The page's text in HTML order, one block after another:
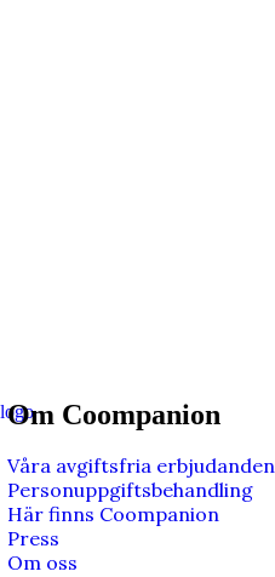
Om Coompanion
Våra avgiftsfria erbjudanden
Personuppgiftsbehandling
Här finns Coompanion
Press
Om oss